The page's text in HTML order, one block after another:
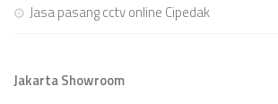
Jasa pasang cctv online Cipedak
Jakarta Showroom